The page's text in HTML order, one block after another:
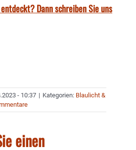
Dann schreiben Sie uns
- 10:37 | Kategorien: Blaulicht &
einen